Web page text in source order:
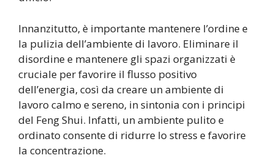
Innanzitutto, è importante mantenere l’ordine e
la pulizia dell’ambiente di lavoro. Eliminare il
disordine e mantenere gli spazi organizzati è
cruciale per favorire il flusso positivo
dell’energia, così da creare un ambiente di
lavoro calmo e sereno, in sintonia con i principi
del Feng Shui. Infatti, un ambiente pulito e
ordinato consente di ridurre lo stress e favorire
la concentrazione.